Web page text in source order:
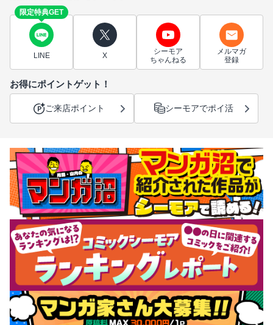
限定特典GET
LINE X
シーモア
ちゃんねる
メルマガ
登録
お得にポイントゲット！
ご来店ポイント シーモアでポイ活